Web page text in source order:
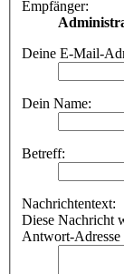
Empfänger:
Deine E-Mail-
Dein Name:
Betreff:
Nachrichtentext:
Diese Nachricht
Antwort-Adresse